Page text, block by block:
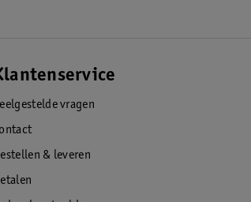
vragen
& leveren